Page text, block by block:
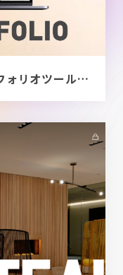
[PR]クリエイター向けポートフォリオツール｜BRIK PORTFOLIO